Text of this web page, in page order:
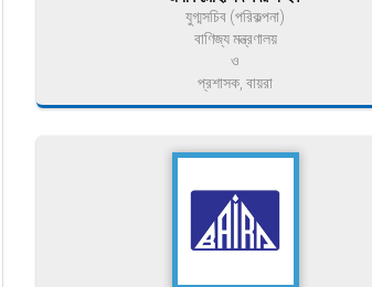
যুগ্মসচিব (পরিকল্পনা)
বাণিজ্য মন্ত্রণালয়
ও
প্রশাসক, বায়রা